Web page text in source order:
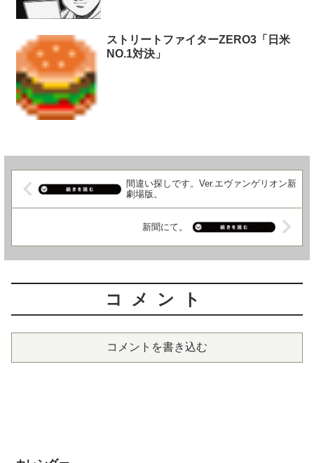
ストリートファイターZERO3「日米
NO.1対決」
間違い探しです。Ver.エヴァンゲリオン新
劇場版。
新聞にて。
コメント
コメントを書き込む